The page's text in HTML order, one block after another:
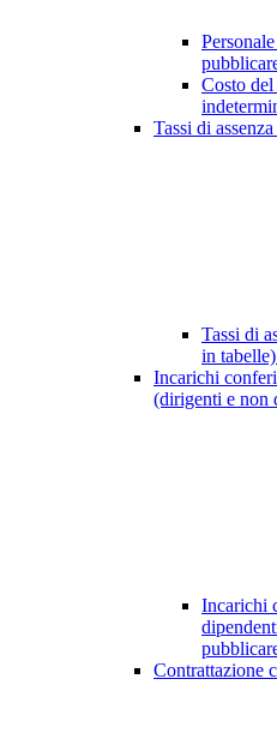
Costo del
Tassi di assenza
Tassi di
in tabelle)
Incarichi
(dirigenti e non
Incarichi
Contrattazione